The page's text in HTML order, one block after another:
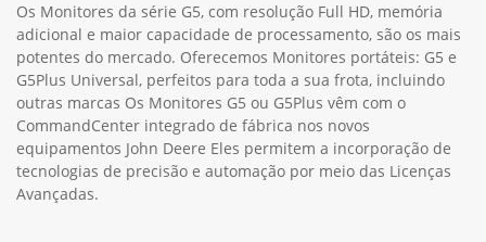
Os Monitores da série G5, com resolução Full HD, memória
adicional e maior capacidade de processamento, são os mais
potentes do mercado. Oferecemos Monitores portáteis: G5 e
G5Plus Universal, perfeitos para toda a sua frota, incluindo
outras marcas Os Monitores G5 ou G5Plus vêm com o
CommandCenter integrado de fábrica nos novos
equipamentos John Deere Eles permitem a incorporação de
tecnologias de precisão e automação por meio das Licenças
Avançadas.